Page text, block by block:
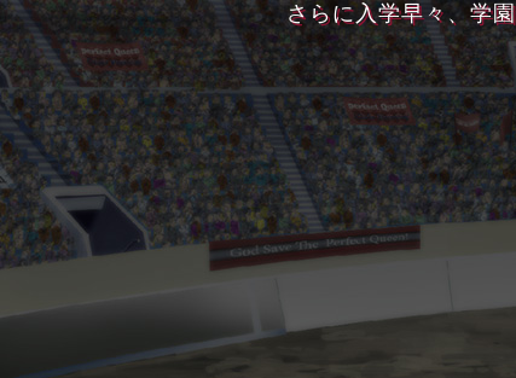
さらに入学早々、学